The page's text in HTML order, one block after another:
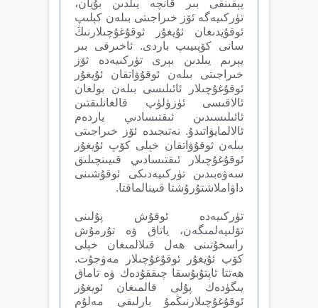
يېقىنقى بىر قانچە يىلدىن بۇيان،
تۈركىيەگە ئۆز خىراجىتى بىلەن كېلىپ
ئوقۇيدىغان ئۇيغۇر ئوقۇغۇچىلارنىڭ
سانى كۆپىيىپ باردى. ئاخىرقى بىر
يېرىم يىلدىن بېرى تۈركىيەدە ئۆز
خىراجىتى بىلەن ئوقۇۋاتقان ئۇيغۇر
ئوقۇغۇچىلار ئائىلىسى بىلەن بولغان
ئالاقىسى ئۈزۈلۈپ قالغانلىقتىن
ئائىلىسىدىن ئىقتىسادىي ياردەم
ئالالمايۋاتىدۇ. نەتىجىدە ئۆز خىراجىتى
بىلەن ئوقۇۋاتقان خېلى كۆپ ئۇيغۇر
ئوقۇغۇچىلار ئىقتىسادىي قىيىنچىلىق
سەۋەبىدىن تۈركىيەدىكى ئوقۇشىنى
داۋاملاشتۇرۇشتا قىينالماقتا.
تۈركىيەدە ئوقۇش پۇلىنى
تۆلىيەلمىگەن، ياتاق ۋە تۇرمۇش
راسخۇتىنى ھەل قىلالمىغان خېلى
كۆپ ئۇيغۇر ئوقۇغۇچىلار مەۋجۇت.
ھەتتا ئاپتۇبۇسقا چىققۇدەك ۋە تاماق
يىگۈدەك پۇلى قالمىغان ئويغۇر
ئوقۇغۇچىلارنىڭمۇ بارلىقى مەلۇم